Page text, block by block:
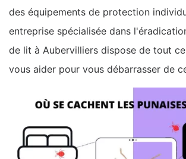
des équipements de protection
entreprise spécialisée dans
de lit à Aubervilliers dispose de tout
vous aider pour vous débarrasser de